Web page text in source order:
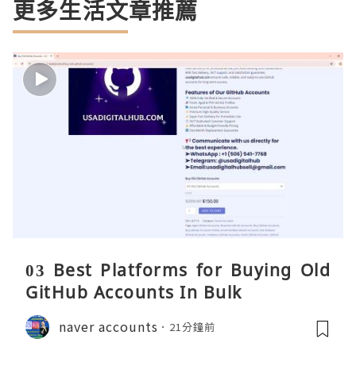
更多生活文章推薦
03 Best Platforms for Buying Old
GitHub Accounts In Bulk
naver accounts 21分鐘前